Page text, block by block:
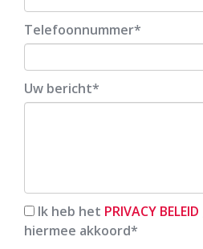
Telefoonnummer
Uw bericht
Ik heb het PRIVACY BELEID
hiermee akkoord